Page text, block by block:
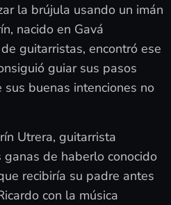
la brújula usando un imán
nacido en Gavá
guitarristas, encontró ese
guiar sus pasos
buenas intenciones no
Utrera, guitarrista
de haberlo conocido
recibiría su padre antes
con la música